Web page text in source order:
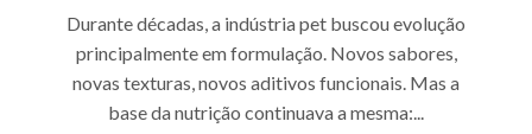
Durante décadas, a indústria pet buscou evolução
principalmente em formulação. Novos sabores,
novas texturas, novos aditivos funcionais. Mas a
base da nutrição continuava a mesma:...